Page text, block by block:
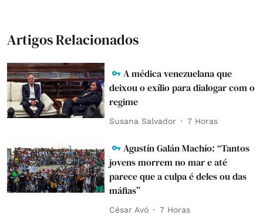
Artigos Relacionados
A médica venezuelana que
deixou o exílio para dialogar com o
regime
Susana Salvador 7 Horas
Agustín Galán Machío: “Tantos
jovens morrem no mar e até
parece que a culpa é deles ou das
máfias”
César Avó 7 Horas